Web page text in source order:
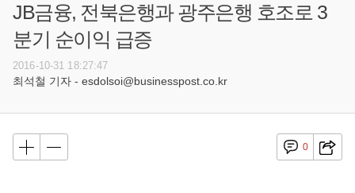
JB금융, 전북은행과 광주은행 호조로 3
분기 순이익 급증
2016-10-31 18:27:47
최석철 기자 - esdolsoi@businesspost.co.kr
0